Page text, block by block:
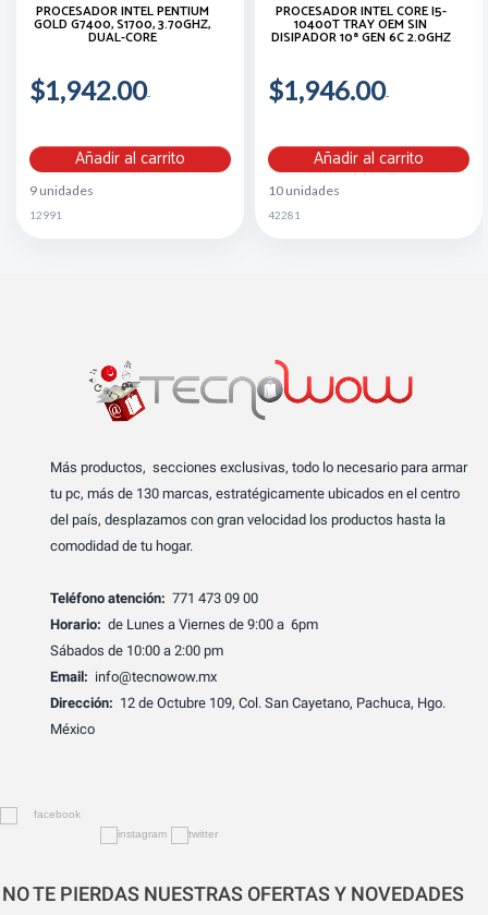
PROCESADOR INTEL PENTIUM
GOLD G7400, S1700, 3.70GHZ,
DUAL-CORE
$1,942.00
Añadir al carrito
9 unidades
12991
PROCESADOR INTEL CORE I5-
10400T TRAY OEM SIN
DISIPADOR 10ª GEN 6C 2.0GHZ
$1,946.00
Añadir al carrito
10 unidades
42281
Más productos, secciones exclusivas, todo lo necesario para armar
tu pc, más de 130 marcas, estratégicamente ubicados en el centro
del país, desplazamos con gran velocidad los productos hasta la
comodidad de tu hogar.
Teléfono atención: 771 473 09 00
Horario: de Lunes a Viernes de 9:00 a 6pm
Sábados de 10:00 a 2:00 pm
Email: info@tecnowow.mx
Dirección: 12 de Octubre 109, Col. San Cayetano, Pachuca, Hgo.
México
NO TE PIERDAS NUESTRAS OFERTAS Y NOVEDADES